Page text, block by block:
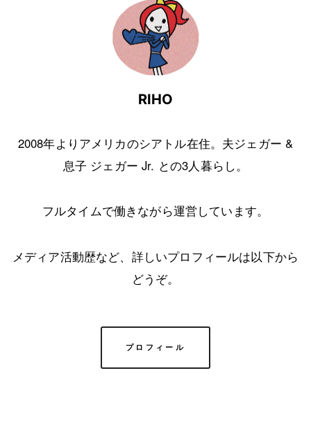
RIHO
2008年よりアメリカのシアトル在住。夫ジェガー &
息子 ジェガー Jr. との3人暮らし。
フルタイムで働きながら運営しています。
メディア活動歴など、詳しいプロフィールは以下から
どうぞ。
プロフィール